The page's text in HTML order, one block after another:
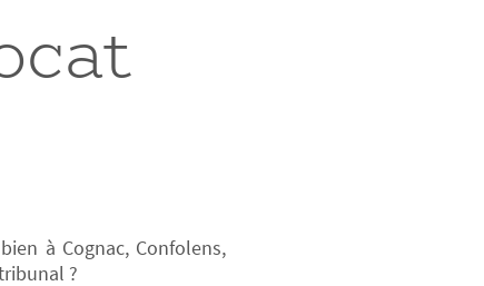
à Cognac, Confolens,
?